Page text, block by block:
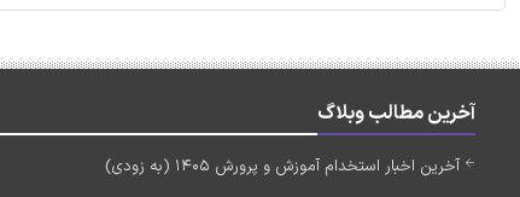
آخرین مطالب وبلاگ
آخرین اخبار استخدام آموزش و پرورش 1405 (به زودی)